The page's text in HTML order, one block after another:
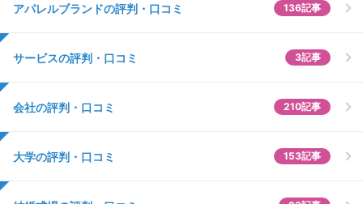
アパレルブランドの評判・口コミ 136記事
サービスの評判・口コミ 3記事
会社の評判・口コミ 210記事
大学の評判・口コミ 153記事